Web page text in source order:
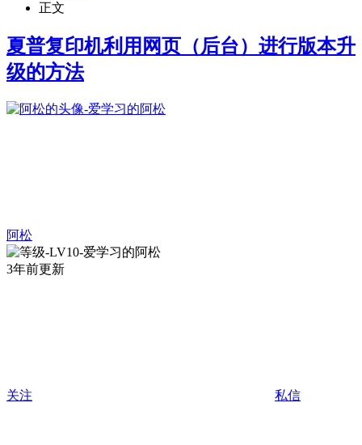
正文
夏普复印机利用网页（后台）进行版本升
级的方法
阿松
3年前更新
关注 私信